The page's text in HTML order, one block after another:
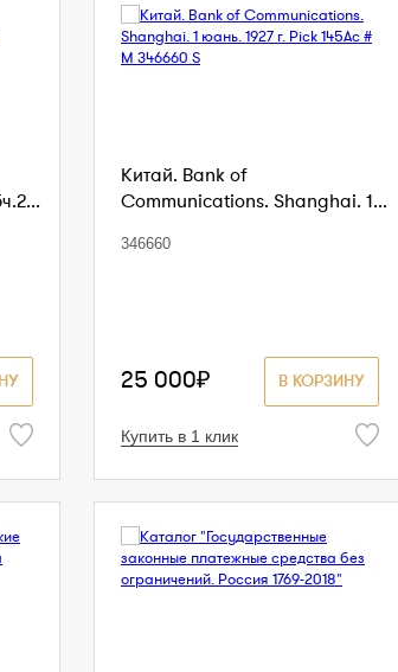
Китай. Bank of
Communications. Shanghai. 1...
346660
В КОРЗИНУ
25 000₽
Купить в 1 клик